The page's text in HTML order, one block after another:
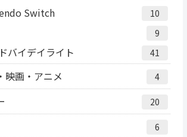
Switch 10
9
バイデイライト 41
映画・アニメ 4
20
6